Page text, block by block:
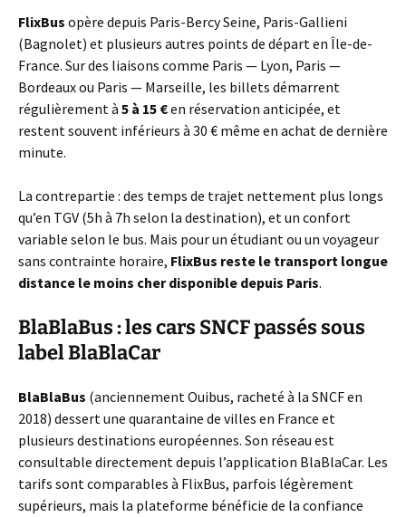
FlixBus opère depuis Paris-Bercy Seine, Paris-Gallieni
(Bagnolet) et plusieurs autres points de départ en Île-de-
France. Sur des liaisons comme Paris — Lyon, Paris —
Bordeaux ou Paris — Marseille, les billets démarrent
régulièrement à 5 à 15 €en réservation anticipée, et
restent souvent inférieurs à 30 € même en achat de dernière
minute.
La contrepartie : des temps de trajet nettement plus longs
qu’en TGV (5h à 7h selon la destination), et un confort
variable selon le bus. Mais pour un étudiant ou un voyageur
sans contrainte horaire, FlixBus reste le transport longue
distance le moins cher disponible depuis Paris.
BlaBlaBus : les cars SNCF passés sous
label BlaBlaCar
BlaBlaBus (anciennement Ouibus, racheté à la SNCF en
2018) dessert une quarantaine de villes en France et
plusieurs destinations européennes. Son réseau est
consultable directement depuis l’application BlaBlaCar. Les
tarifs sont comparables à FlixBus, parfois légèrement
supérieurs, mais la plateforme bénéficie de la confiance